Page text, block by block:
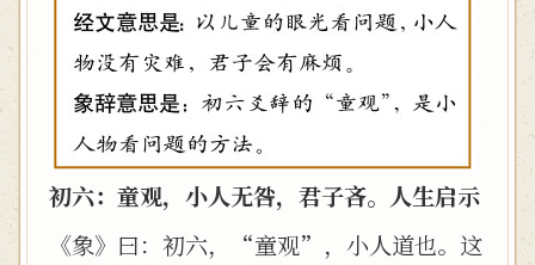
初六：童观，小人无咎，君子吝。人生启示
《象》曰：初六，“童观”，小人道也。这